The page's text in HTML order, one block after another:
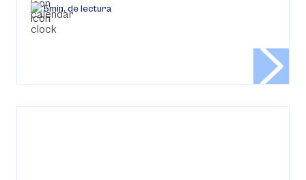
5min. de lectura